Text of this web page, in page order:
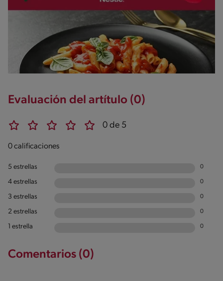
Evaluación del artítulo (0)
0 de 5
0 calificaciones
5 estrellas 0
4 estrellas 0
3 estrellas 0
2 estrellas 0
1 estrella 0
Comentarios (0)